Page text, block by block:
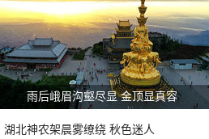
雨后峨眉沟壑尽显 金顶显真容
湖北神农架晨雾缭绕 秋色迷人